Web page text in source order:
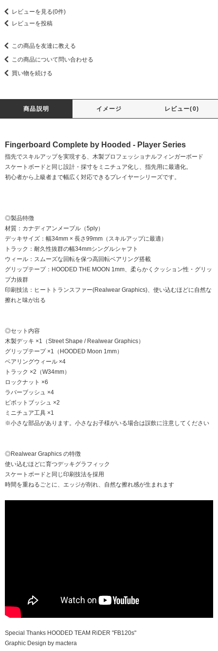
レビューを見る(0件)
レビューを投稿
この商品を友達に教える
この商品について問い合わせる
買い物を続ける
商品説明 イメージ レビュー(0)
Fingerboard Complete by Hooded - Player Series
指先でスキルアップを実現する、木製プロフェッショナルフィンガーボード
スケートボードと同じ設計・採寸をミニチュア化し、指先用に最適化。
初心者から上級者まで幅広く対応できるプレイヤーシリーズです。
◎製品特徴
材質：カナディアンメープル（5ply）
デッキサイズ：幅34mm × 長さ99mm（スキルアップに最適）
トラック：耐久性抜群の幅34mmシングルシャフト
ウィール：スムーズな回転を保つ高回転ベアリング搭載
グリップテープ：HOODED THE MOON 1mm、柔らかくクッション性・グリッ
プ力抜群
印刷技法：ヒートトランスファー(Realwear Graphics)、使い込むほどに自然な
擦れと味が出る
◎セット内容
木製デッキ ×1（Street Shape / Realwear Graphics）
グリップテープ ×1（HOODED Moon 1mm）
ベアリングウィール ×4
トラック ×2（W34mm）
ロックナット ×6
ラバーブッシュ ×4
ピボットブッシュ ×2
ミニチュア工具 ×1
※小さな部品があります。小さなお子様がいる場合は誤飲に注意してください
◎Realwear Graphics の特徴
使い込むほどに育つデッキグラフィック
スケートボードと同じ印刷技法を採用
時間を重ねるごとに、エッジが削れ、自然な擦れ感が生まれます
Special Thanks HOODED TEAM RiDER "FB120s"
Graphic Design by mactera